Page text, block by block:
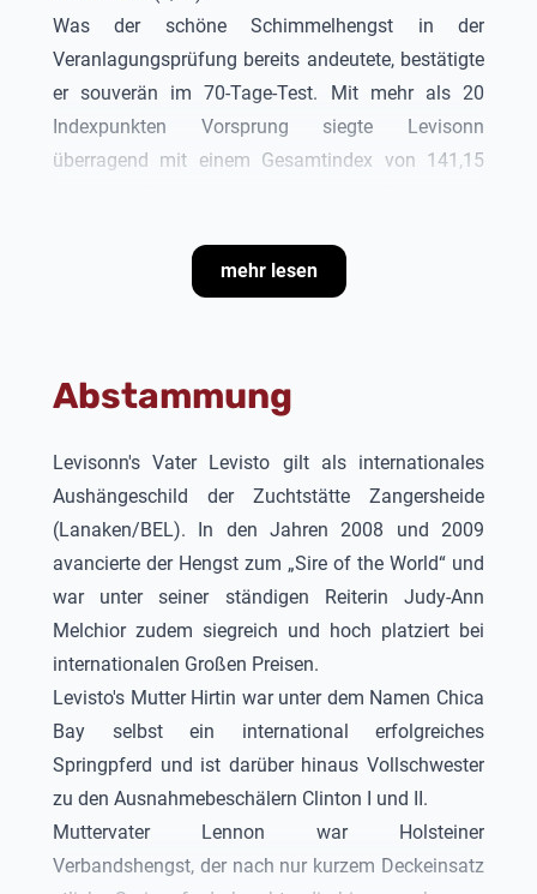
Was der schöne Schimmelhengst in der
Veranlagungsprüfung bereits andeutete, bestätigte
er souverän im 70-Tage-Test. Mit mehr als 20
Indexpunkten Vorsprung siegte Levisonn
überragend mit einem Gesamtindex von 141,15
Springen (130,19 Punkte), womit er einmal mehr
seine Doppelveranlagung unterstrich.
neben Siegen mehrere hohe Platzierungen
bis zur Klasse S.
mehr lesen
Abstammung
Levisonn's Vater Levisto gilt als internationales
Aushängeschild der Zuchtstätte Zangersheide
(Lanaken/BEL). In den Jahren 2008 und 2009
avancierte der Hengst zum „Sire of the World“ und
war unter seiner ständigen Reiterin Judy-Ann
Melchior zudem siegreich und hoch platziert bei
internationalen Großen Preisen.
Levisto's Mutter Hirtin war unter dem Namen Chica
Bay selbst ein international erfolgreiches
Springpferd und ist darüber hinaus Vollschwester
zu den Ausnahmebeschälern Clinton I und II.
Muttervater Lennon war Holsteiner
Verbandshengst, der nach nur kurzem Deckeinsatz